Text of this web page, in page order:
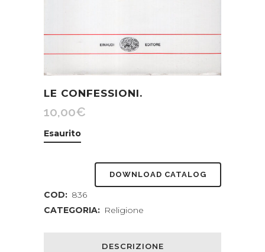
LE CONFESSIONI.
10,00€
Esaurito
DOWNLOAD CATALOG
COD: 836
CATEGORIA: Religione
DESCRIZIONE